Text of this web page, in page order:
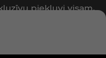
piekļuvi visam,